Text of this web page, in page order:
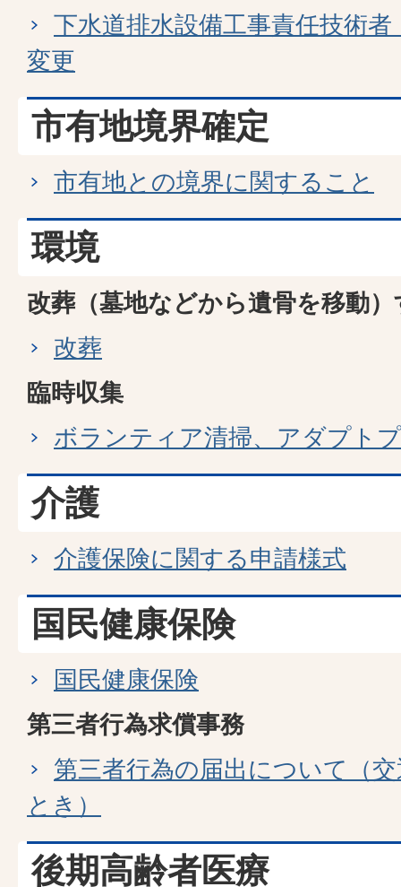
下水道排水設備工事責任技術
変更
市有地境界確定
市有地との境界に関すること
環境
改葬（墓地などから遺骨を移動
改葬
臨時収集
ボランティア清掃、アダプト
介護
介護保険に関する申請様式
国民健康保険
国民健康保険
第三者行為求償事務
第三者行為の届出について（
とき）
後期高齢者医療